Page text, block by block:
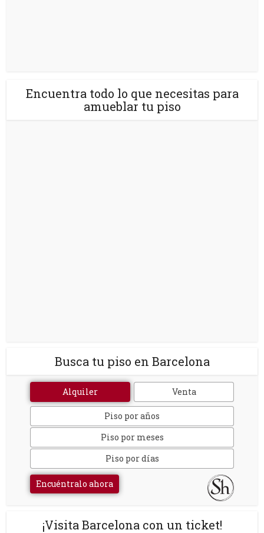
Encuentra todo lo que necesitas para
amueblar tu piso
Busca tu piso en Barcelona
Alquiler Venta
Piso por años
Piso por meses
Piso por días
Encuéntralo ahora
¡Visita Barcelona con un ticket!